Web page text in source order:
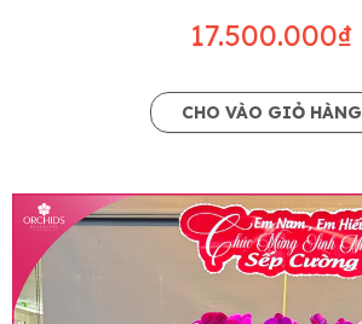
17.500.000₫
CHO VÀO GIỎ HÀNG